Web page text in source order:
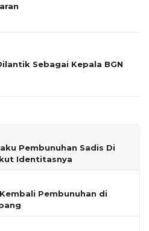
Sebagai Kepala BGN
Pembunuhan Sadis Di
Identitasnya
Pembunuhan di